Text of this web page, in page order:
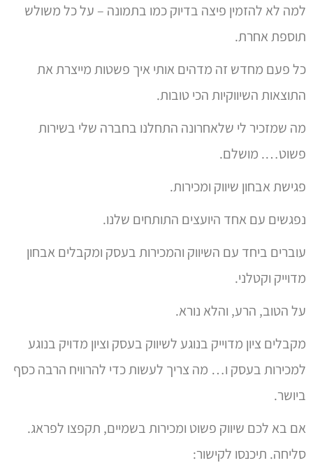
למה לא להזמין פיצה בדיוק כמו בתמונה – על כל משולש
תוספת אחרת.
כל פעם מחדש זה מדהים אותי איך פשטות מייצרת את
התוצאות השיווקיות הכי טובות.
מה שמזכיר לי שלאחרונה התחלנו בחברה שלי בשירות
פשוט…. מושלם.
פגישת אבחון שיווק ומכירות.
נפגשים עם אחד היועצים התותחים שלנו.
עוברים ביחד עם השיווק והמכירות בעסק ומקבלים אבחון
מדוייק וקטלני.
על הטוב, הרע, והלא נורא.
מקבלים ציון מדוייק בנוגע לשיווק בעסק וציון מדויק בנוגע
למכירות בעסק ו… מה צריך לעשות כדי להרוויח הרבה כסף
ביושר.
אם בא לכם שיווק פשוט ומכירות בשמיים, תקפצו לפראג.
סליחה. תיכנסו לקישור: